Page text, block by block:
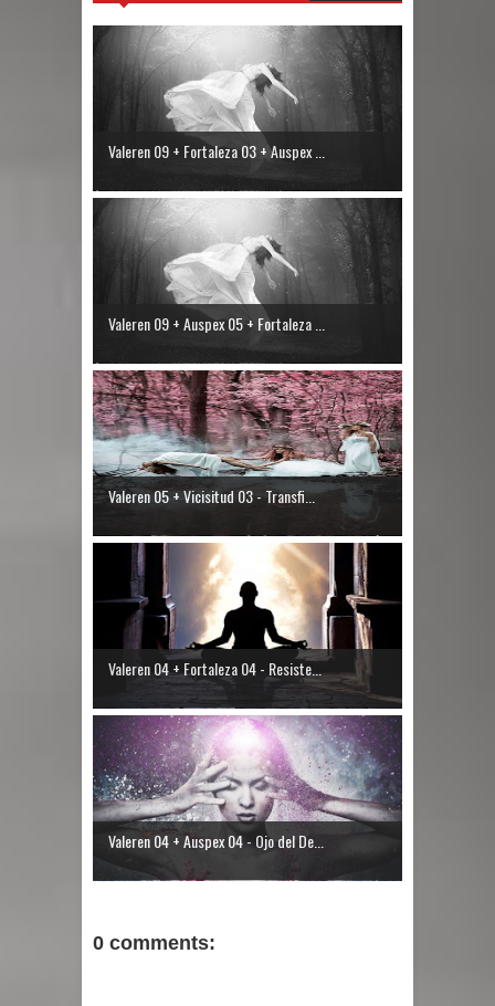
Valeren 09 + Fortaleza 03 + Auspex ...
Valeren 09 + Auspex 05 + Fortaleza ...
Valeren 05 + Vicisitud 03 - Transfi...
Valeren 04 + Fortaleza 04 - Resiste...
Valeren 04 + Auspex 04 - Ojo del De...
0 comments: